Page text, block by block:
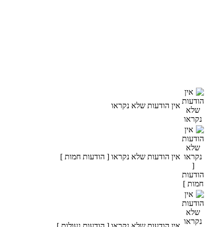
אין הודעות שלא נקראו
אין הודעות שלא נקראו [ הודעות חמות ]